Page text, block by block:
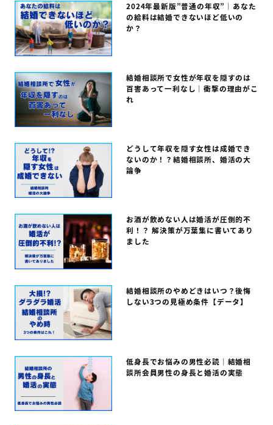
2024年最新版”普通の年収”｜あなた
の給料は結婚できないほど低いの
か？
結婚相談所で女性が年収を隠すのは
百害あって一利なし｜衝撃の理由がこ
れ
どうして年収を隠す女性は成婚でき
ないのか！？結婚相談所、婚活の大
論争
お酒が飲めない人は婚活が圧倒的不
利！？ 解決策が万葉集に書いてあり
ました
結婚相談所のやめどきはいつ？後悔
しない3つの見極め条件【データ】
低身長でお悩みの男性必読｜結婚相
談所会員男性の身長と婚活の実態